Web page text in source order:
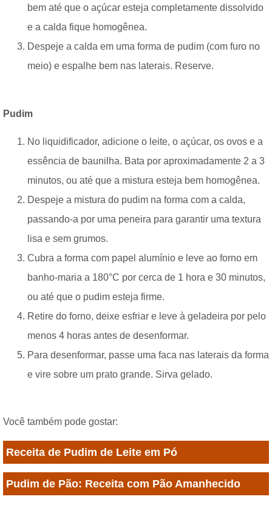
bem até que o açúcar esteja completamente dissolvido
e a calda fique homogênea.
Despeje a calda em uma forma de pudim (com furo no
meio) e espalhe bem nas laterais. Reserve.
Pudim
No liquidificador, adicione o leite, o açúcar, os ovos e a
essência de baunilha. Bata por aproximadamente 2 a 3
minutos, ou até que a mistura esteja bem homogênea.
Despeje a mistura do pudim na forma com a calda,
passando-a por uma peneira para garantir uma textura
lisa e sem grumos.
Cubra a forma com papel alumínio e leve ao forno em
banho-maria a 180°C por cerca de 1 hora e 30 minutos,
ou até que o pudim esteja firme.
Retire do forno, deixe esfriar e leve à geladeira por pelo
menos 4 horas antes de desenformar.
Para desenformar, passe uma faca nas laterais da forma
e vire sobre um prato grande. Sirva gelado.
Você também pode gostar:
Receita de Pudim de Leite em Pó
Pudim de Pão: Receita com Pão Amanhecido